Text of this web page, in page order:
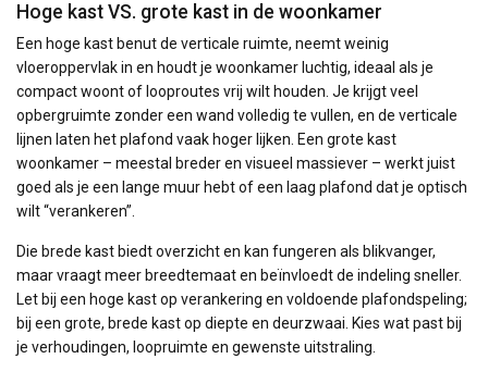
Hoge kast VS. grote kast in de woonkamer
Een hoge kast benut de verticale ruimte, neemt weinig
vloeroppervlak in en houdt je woonkamer luchtig, ideaal als je
compact woont of looproutes vrij wilt houden. Je krijgt veel
opbergruimte zonder een wand volledig te vullen, en de verticale
lijnen laten het plafond vaak hoger lijken. Een grote kast
woonkamer – meestal breder en visueel massiever – werkt juist
goed als je een lange muur hebt of een laag plafond dat je optisch
wilt “verankeren”.
Die brede kast biedt overzicht en kan fungeren als blikvanger,
maar vraagt meer breedtemaat en beïnvloedt de indeling sneller.
Let bij een hoge kast op verankering en voldoende plafondspeling;
bij een grote, brede kast op diepte en deurzwaai. Kies wat past bij
je verhoudingen, loopruimte en gewenste uitstraling.